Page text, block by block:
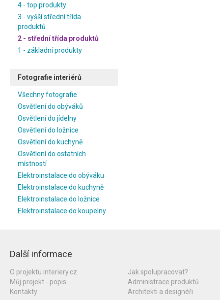
4 - top produkty
3 - vyšší střední třída
produktů
2 - střední třída produktů
1 - základní produkty
Fotografie interiérů
Všechny fotografie
Osvětlení do obýváků
Osvětlení do jídelny
Osvětlení do ložnice
Osvětlení do kuchyně
Osvětlení do ostatních
místností
Elektroinstalace do obýváku
Elektroinstalace do kuchyně
Elektroinstalace do ložnice
Elektroinstalace do koupelny
Další informace
O projektu interiery.cz
Můj projekt - popis
Kontakty
Jak spolupracovat?
Administrace produktů
Architekti a designéři